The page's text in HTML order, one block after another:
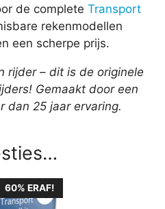
de complete Transport
rekenmodellen
een scherpe prijs.
rijder – dit is de originele
Gemaakt door een
dan 25 jaar ervaring.
60% ERAF!